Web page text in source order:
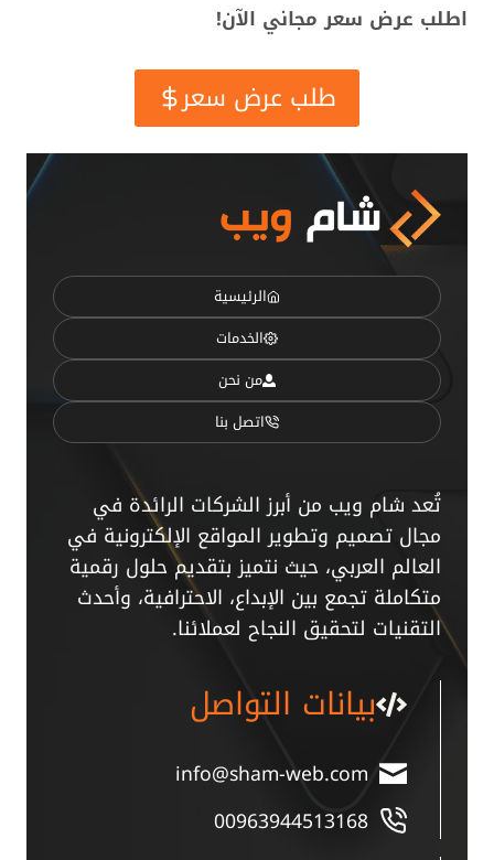
اطلب عرض سعر مجاني الآن!
طلب عرض سعر
الرئيسية
الخدمات
من نحن
اتصل بنا
تُعد شام ويب من أبرز الشركات الرائدة في
مجال تصميم وتطوير المواقع الإلكترونية في
العالم العربي، حيث نتميز بتقديم حلول رقمية
متكاملة تجمع بين الإبداع، الاحترافية، وأحدث
التقنيات لتحقيق النجاح لعملائنا.
بيانات التواصل
info@sham-web.com
00963944513168